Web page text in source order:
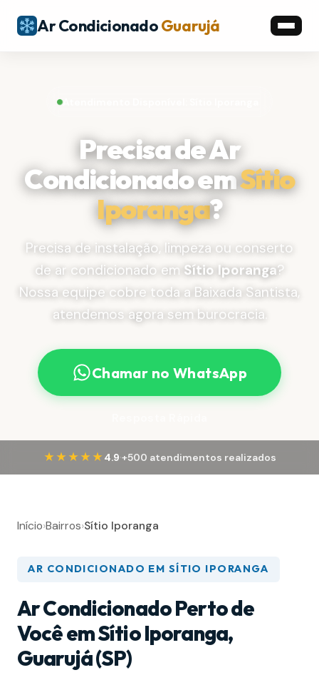
Ar CondicionadoGuarujá
Atendimento Disponível: Sítio Iporanga
Precisa de Ar
Condicionado emSítio
Iporanga?
Precisa de instalação, limpeza ou conserto
de ar condicionado em Sítio Iporanga?
Nossa equipe cobre toda a Baixada Santista,
atendemos agora sem burocracia.
Chamar no WhatsApp
★★★★★ 4.9·+500 atendimentos realizados
Início›Bairros›Sítio Iporanga
AR CONDICIONADO EM SÍTIO IPORANGA
Ar Condicionado Perto de
Você em Sítio Iporanga,
Guarujá (SP)